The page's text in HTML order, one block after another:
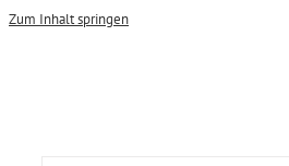
Zum Inhalt springen